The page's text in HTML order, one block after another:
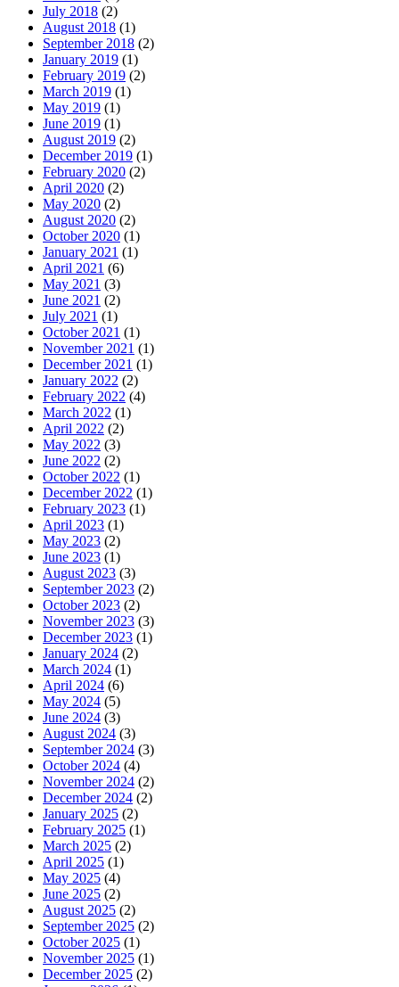
July 2018 (2)
August 2018 (1)
September 2018 (2)
January 2019 (1)
February 2019 (2)
March 2019 (1)
May 2019 (1)
June 2019 (1)
August 2019 (2)
December 2019 (1)
February 2020 (2)
April 2020 (2)
May 2020 (2)
August 2020 (2)
October 2020 (1)
January 2021 (1)
April 2021 (6)
May 2021 (3)
June 2021 (2)
July 2021 (1)
October 2021 (1)
November 2021 (1)
December 2021 (1)
January 2022 (2)
February 2022 (4)
March 2022 (1)
April 2022 (2)
May 2022 (3)
June 2022 (2)
October 2022 (1)
December 2022 (1)
February 2023 (1)
April 2023 (1)
May 2023 (2)
June 2023 (1)
August 2023 (3)
September 2023 (2)
October 2023 (2)
November 2023 (3)
December 2023 (1)
January 2024 (2)
March 2024 (1)
April 2024 (6)
May 2024 (5)
June 2024 (3)
August 2024 (3)
September 2024 (3)
October 2024 (4)
November 2024 (2)
December 2024 (2)
January 2025 (2)
February 2025 (1)
March 2025 (2)
April 2025 (1)
May 2025 (4)
June 2025 (2)
August 2025 (2)
September 2025 (2)
October 2025 (1)
November 2025 (1)
December 2025 (2)